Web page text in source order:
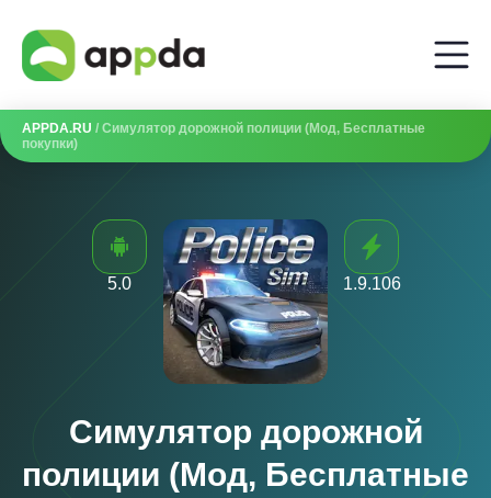
APPDA.RU / Симулятор дорожной полиции (Мод, Бесплатные
покупки)
5.0 1.9.106
Симулятор дорожной
полиции (Мод, Бесплатные